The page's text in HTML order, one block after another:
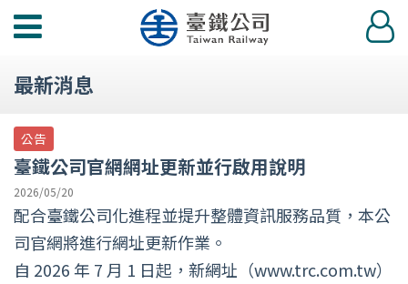
功
選
登
入
最新消息
公告
臺鐵公司官網網址更新並行啟用說明
2026/05/20
配合臺鐵公司化進程並提升整體資訊服務品質，本公
司官網將進行網址更新作業。
自 2026 年 7 月 1 日起，新網址（www.trc.com.tw）